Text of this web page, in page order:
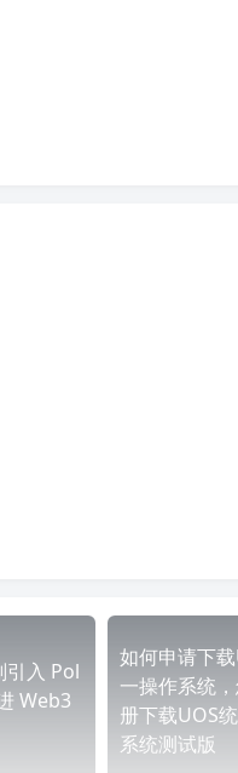
入 Pol
Web3
如何申请下
一操作系统
册下载UOS
系统测试版